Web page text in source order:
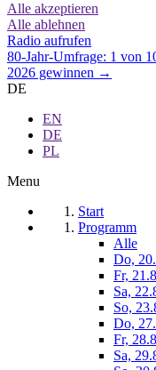
Alle akzeptieren
Alle ablehnen
Radio aufrufen
80-Jahr-Umfrage: 1 von
2026 gewinnen →
DE
EN
DE
PL
Menu
Start
Programm
Alle
Do,
Fr,
Sa,
So,
Do,
Fr,
Sa,